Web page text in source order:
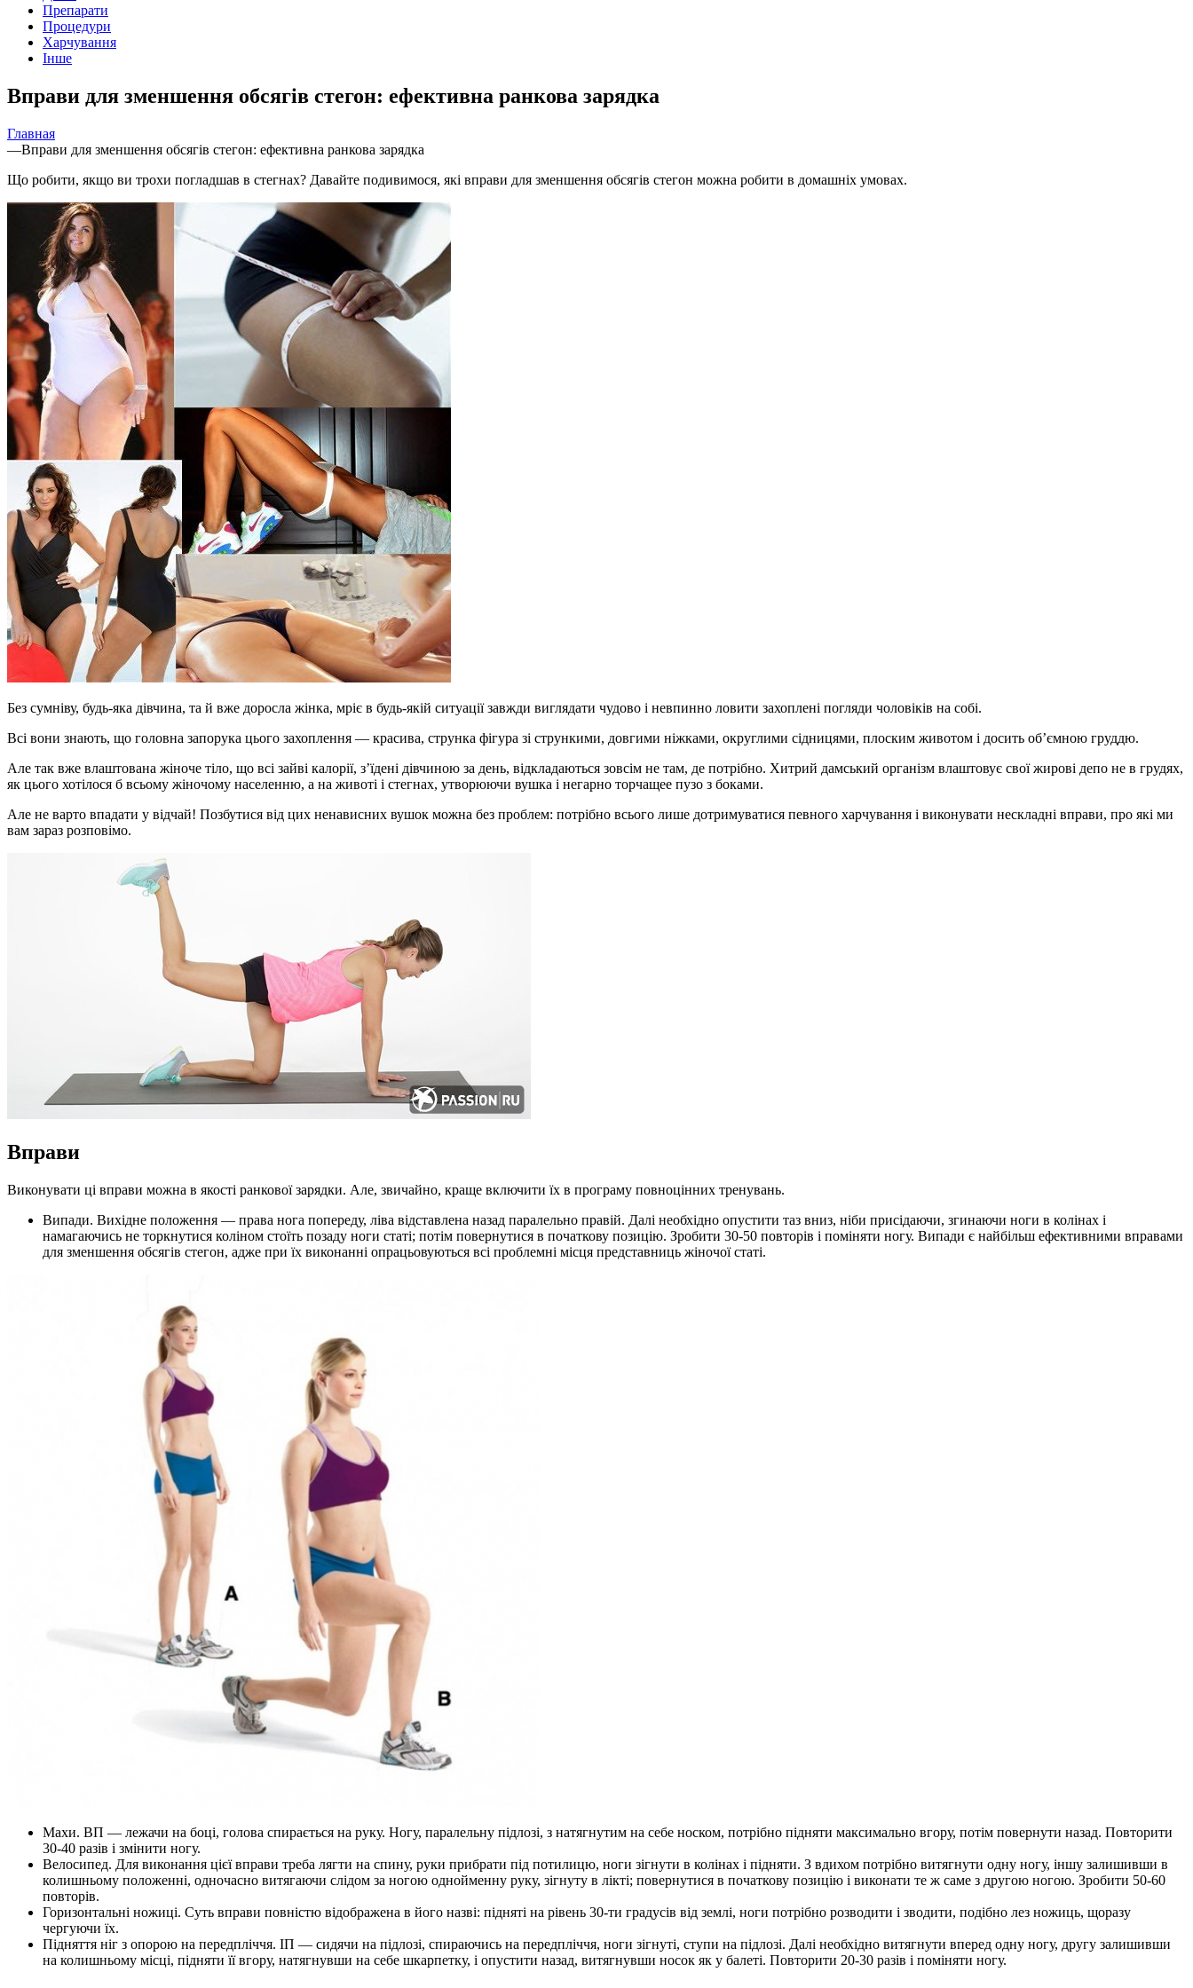
Препарати
Процедури
Харчування
Інше
Вправи для зменшення обсягів стегон: ефективна ранкова зарядка
Главная
—Вправи для зменшення обсягів стегон: ефективна ранкова зарядка
Що робити, якщо ви трохи погладшав в стегнах? Давайте подивимося, які вправи для зменшення обсягів стегон можна робити в домашніх умовах.
Без сумніву, будь-яка дівчина, та й вже доросла жінка, мріє в будь-якій ситуації завжди виглядати чудово і невпинно ловити захоплені погляди чоловіків на собі.
Всі вони знають, що головна запорука цього захоплення — красива, струнка фігура зі стрункими, довгими ніжками, округлими сідницями, плоским животом і досить об’ємною груддю.
Але так вже влаштована жіноче тіло, що всі зайві калорії, з’їдені дівчиною за день, відкладаються зовсім не там, де потрібно. Хитрий дамський організм влаштовує свої жирові депо не в грудях,
як цього хотілося б всьому жіночому населенню, а на животі і стегнах, утворюючи вушка і негарно торчащее пузо з боками.
Але не варто впадати у відчай! Позбутися від цих ненависних вушок можна без проблем: потрібно всього лише дотримуватися певного харчування і виконувати нескладні вправи, про які ми
вам зараз розповімо.
Вправи
Виконувати ці вправи можна в якості ранкової зарядки. Але, звичайно, краще включити їх в програму повноцінних тренувань.
Випади. Вихідне положення — права нога попереду, ліва відставлена назад паралельно правій. Далі необхідно опустити таз вниз, ніби присідаючи, згинаючи ноги в колінах і
намагаючись не торкнутися коліном стоїть позаду ноги статі; потім повернутися в початкову позицію. Зробити 30-50 повторів і поміняти ногу. Випади є найбільш ефективними вправами
для зменшення обсягів стегон, адже при їх виконанні опрацьовуються всі проблемні місця представниць жіночої статі.
Махи. ВП — лежачи на боці, голова спирається на руку. Ногу, паралельну підлозі, з натягнутим на себе носком, потрібно підняти максимально вгору, потім повернути назад. Повторити
30-40 разів і змінити ногу.
Велосипед. Для виконання цієї вправи треба лягти на спину, руки прибрати під потилицю, ноги зігнути в колінах і підняти. З вдихом потрібно витягнути одну ногу, іншу залишивши в
колишньому положенні, одночасно витягаючи слідом за ногою однойменну руку, зігнуту в лікті; повернутися в початкову позицію і виконати те ж саме з другою ногою. Зробити 50-60
повторів.
Горизонтальні ножиці. Суть вправи повністю відображена в його назві: підняті на рівень 30-ти градусів від землі, ноги потрібно розводити і зводити, подібно лез ножиць, щоразу
чергуючи їх.
Підняття ніг з опорою на передпліччя. ІП — сидячи на підлозі, спираючись на передпліччя, ноги зігнуті, ступи на підлозі. Далі необхідно витягнути вперед одну ногу, другу залишивши
на колишньому місці, підняти її вгору, натягнувши на себе шкарпетку, і опустити назад, витягнувши носок як у балеті. Повторити 20-30 разів і поміняти ногу.